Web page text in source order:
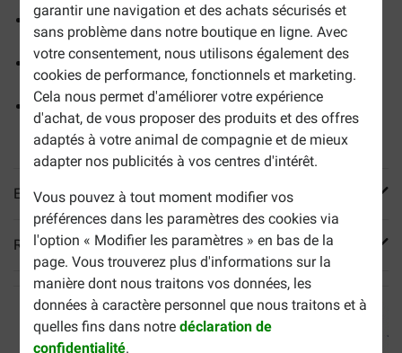
garantir une navigation et des achats sécurisés et
sans problème dans notre boutique en ligne. Avec
votre consentement, nous utilisons également des
cookies de performance, fonctionnels et marketing.
Cela nous permet d'améliorer votre expérience
d'achat, de vous proposer des produits et des offres
adaptés à votre animal de compagnie et de mieux
adapter nos publicités à vos centres d'intérêt.
Vous pouvez à tout moment modifier vos
préférences dans les paramètres des cookies via
l'option « Modifier les paramètres » en bas de la
page. Vous trouverez plus d'informations sur la
manière dont nous traitons vos données, les
données à caractère personnel que nous traitons et à
quelles fins dans notredéclaration de
confidentialité.
Pour aider à minimiser les signes de réactions
indésirables alimentaires
Acides gras essentiels et vitamine E aident à maintenir
une barrière cutanée saine
Cliniquement prouvés pour soutenir un système
immunitaire sain
En savoir plus
Reviews